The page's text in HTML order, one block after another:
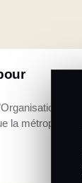
la métropole